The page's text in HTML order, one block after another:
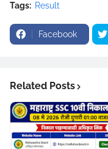
Tags: Result
Facebook
Related Posts